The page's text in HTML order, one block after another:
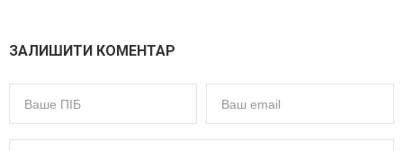
ЗАЛИШИТИ КОМЕНТАР